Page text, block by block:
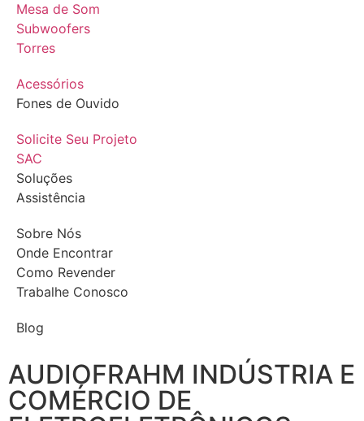
Mesa de Som
Subwoofers
Torres
Acessórios
Fones de Ouvido
Solicite Seu Projeto
SAC
Soluções
Assistência
Sobre Nós
Onde Encontrar
Como Revender
Trabalhe Conosco
Blog
AUDIOFRAHM INDÚSTRIA E
COMÉRCIO DE